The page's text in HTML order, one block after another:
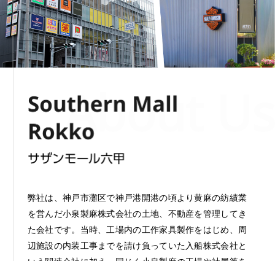
About Us
弊社は、神戸市灘区で神戸港開港の頃より黄麻の紡績業
を営んだ小泉製麻株式会社の土地、不動産を管理してき
た会社です。当時、工場内の工作家具製作をはじめ、周
辺施設の内装工事までを請け負っていた入船株式会社と